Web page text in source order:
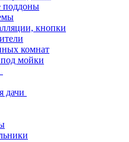
поддоны
кнопки
комнат
мойки
дачи